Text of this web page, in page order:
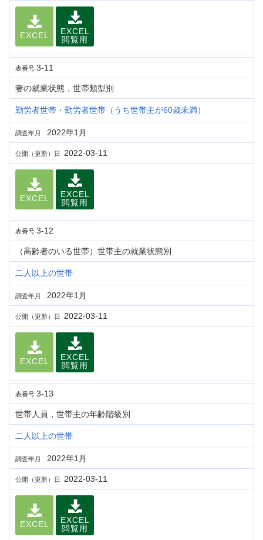
EXCEL
EXCEL
閲覧用
表番号 3-11
妻の就業状態，世帯類型別
勤労者世帯・勤労者世帯（うち世帯主が60歳未満）
調査年月 2022年1月
公開（更新）日 2022-03-11
EXCEL
EXCEL
閲覧用
表番号 3-12
（高齢者のいる世帯）世帯主の就業状態別
二人以上の世帯
調査年月 2022年1月
公開（更新）日 2022-03-11
EXCEL
EXCEL
閲覧用
表番号 3-13
世帯人員，世帯主の年齢階級別
二人以上の世帯
調査年月 2022年1月
公開（更新）日 2022-03-11
EXCEL
EXCEL
閲覧用